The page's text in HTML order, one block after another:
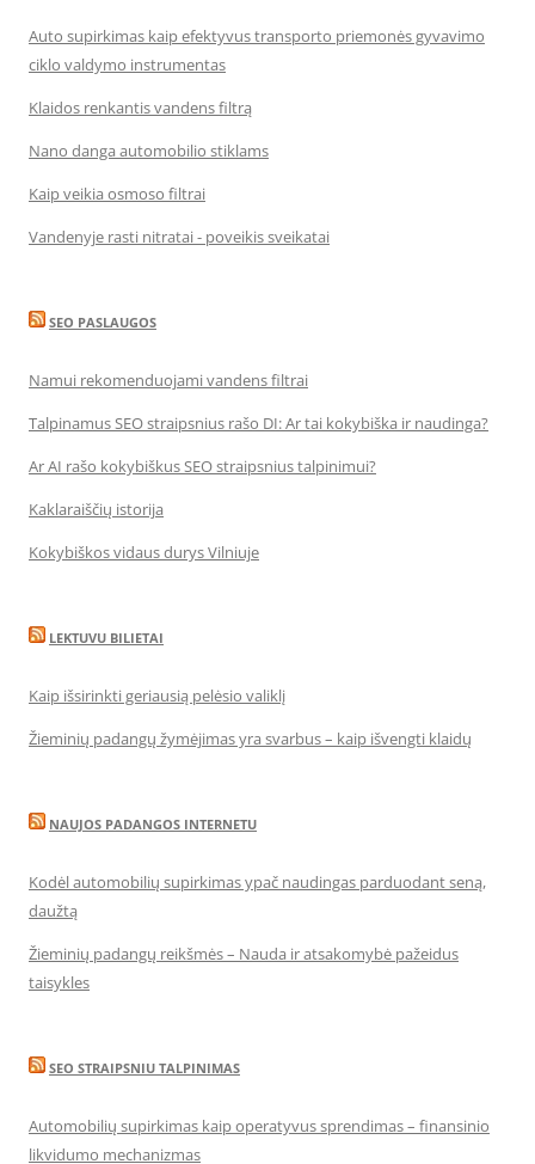
Auto supirkimas kaip efektyvus transporto priemonės gyvavimo
ciklo valdymo instrumentas
Klaidos renkantis vandens filtrą
Nano danga automobilio stiklams
Kaip veikia osmoso filtrai
Vandenyje rasti nitratai - poveikis sveikatai
SEO PASLAUGOS
Namui rekomenduojami vandens filtrai
Talpinamus SEO straipsnius rašo DI: Ar tai kokybiška ir naudinga?
Ar AI rašo kokybiškus SEO straipsnius talpinimui?
Kaklaraiščių istorija
Kokybiškos vidaus durys Vilniuje
LEKTUVU BILIETAI
Kaip išsirinkti geriausią pelėsio valiklį
Žieminių padangų žymėjimas yra svarbus – kaip išvengti klaidų
NAUJOS PADANGOS INTERNETU
Kodėl automobilių supirkimas ypač naudingas parduodant seną,
daužtą
Žieminių padangų reikšmės – Nauda ir atsakomybė pažeidus
taisykles
SEO STRAIPSNIU TALPINIMAS
Automobilių supirkimas kaip operatyvus sprendimas – finansinio
likvidumo mechanizmas